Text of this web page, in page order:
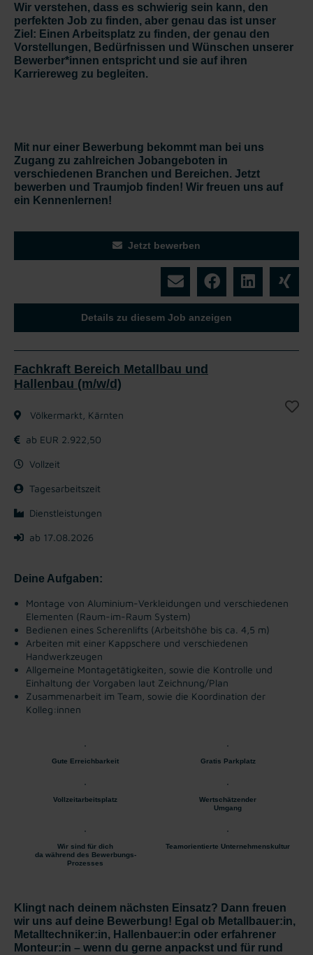
Wir verstehen, dass es schwierig sein kann, den
perfekten Job zu finden, aber genau das ist unser
Ziel: Einen Arbeitsplatz zu finden, der genau den
Vorstellungen, Bedürfnissen und Wünschen unserer
Bewerber*innen entspricht und sie auf ihren
Karriereweg zu begleiten.
Mit nur einer Bewerbung bekommt man bei uns
Zugang zu zahlreichen Jobangeboten in
verschiedenen Branchen und Bereichen. Jetzt
bewerben und Traumjob finden! Wir freuen uns auf
ein Kennenlernen!
Jetzt bewerben
Details zu diesem Job anzeigen
Fachkraft Bereich Metallbau und
Hallenbau (m/w/d)
Völkermarkt, Kärnten
ab EUR 2.922,50
Vollzeit
Tagesarbeitszeit
Dienstleistungen
ab 17.08.2026
Deine Aufgaben:
Montage von Aluminium-Verkleidungen und verschiedenen
Elementen (Raum-im-Raum System)
Bedienen eines Scherenlifts (Arbeitshöhe bis ca. 4,5 m)
Arbeiten mit einer Kappschere und verschiedenen
Handwerkzeugen
Allgemeine Montagetätigkeiten, sowie die Kontrolle und
Einhaltung der Vorgaben laut Zeichnung/Plan
Zusammenarbeit im Team, sowie die Koordination der
Kolleg:innen
Gute Erreichbarkeit Gratis Parkplatz
Vollzeitarbeitsplatz
Wertschätzender
Umgang
Wir sind für dich
da während des Bewerbungs-
Prozesses
Teamorientierte Unternehmenskultur
Klingt nach deinem nächsten Einsatz? Dann freuen
wir uns auf deine Bewerbung! Egal ob Metallbauer:in,
Metalltechniker:in, Hallenbauer:in oder erfahrener
Monteur:in – wenn du gerne anpackst und für rund